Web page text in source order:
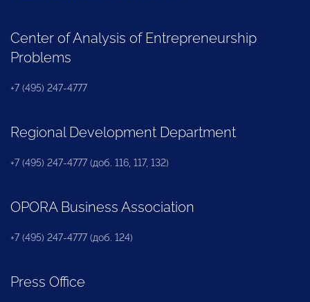
Center of Analysis of Entrepreneurship
Problems
+7 (495) 247-4777
Regional Development Department
+7 (495) 247-4777 (доб. 116, 117, 132)
OPORA Business Association
+7 (495) 247-4777 (доб. 124)
Press Office